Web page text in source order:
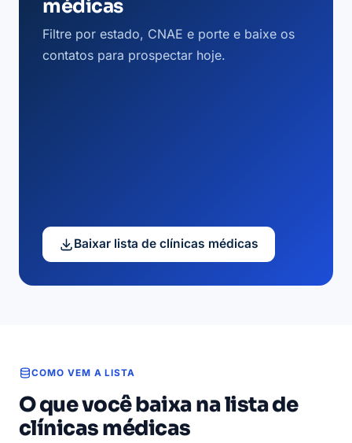
médicas
Filtre por estado, CNAE e porte e baixe os
contatos para prospectar hoje.
Baixar lista de clínicas médicas
COMO VEM A LISTA
O que você baixa na lista de
clínicas médicas